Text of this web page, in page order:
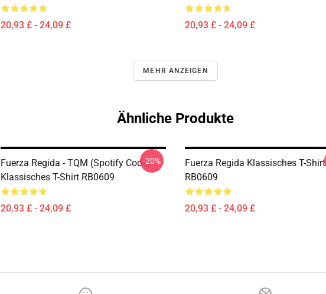
20,93 £ - 24,09 £ 20,93 £ - 24,09 £
MEHR ANZEIGEN
Ähnliche Produkte
Fuerza Regida - TQM (Spotify Code)
Klassisches T-Shirt RB0609
20,93 £ - 24,09 £
-20%
Fuerza Regida Klassisches T-Shirt
RB0609
20,93 £ - 24,09 £